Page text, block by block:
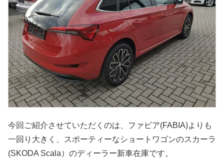
今回ご紹介させていただくのは、ファビア(FABIA)よりも
一回り大きく、スポーティーなショートワゴンのスカーラ
(SKODA Scala）のディーラー新車在庫です。